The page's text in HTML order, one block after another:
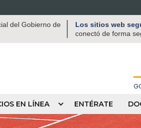
del Gobierno de
Los sitios web
conectó de forma
EN LÍNEA ENTÉRATE